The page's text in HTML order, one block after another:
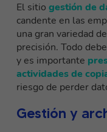
El sitio gestión de
candente en las
una gran variedad
precisión. Todo
y es importante
actividades de
riesgo de perder
Gestión y